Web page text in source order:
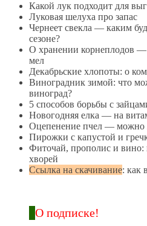
Какой лук подходит для
Луковая шелуха про запас
Чернеет свекла — каким
сезоне?
О хранении корнеплодов
мел
Декабрьские хлопоты: о
Виноградник зимой: что
виноград?
5 способов борьбы с
Новогодняя елка — на
Оцепенение пчел — можно
Пирожки с капустой и
Фиточай, прополис и вино:
хворей
Ссылка на скачивание: как
О подписке!